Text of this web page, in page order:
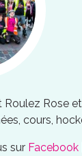
Roulez Rose
cours,
sur Facebook